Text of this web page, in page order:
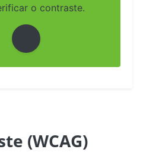
o contraste.
(WCAG)